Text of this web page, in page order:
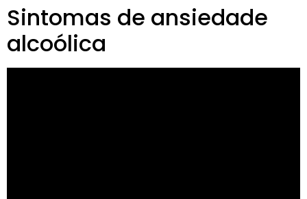
Sintomas de ansiedade
alcoólica